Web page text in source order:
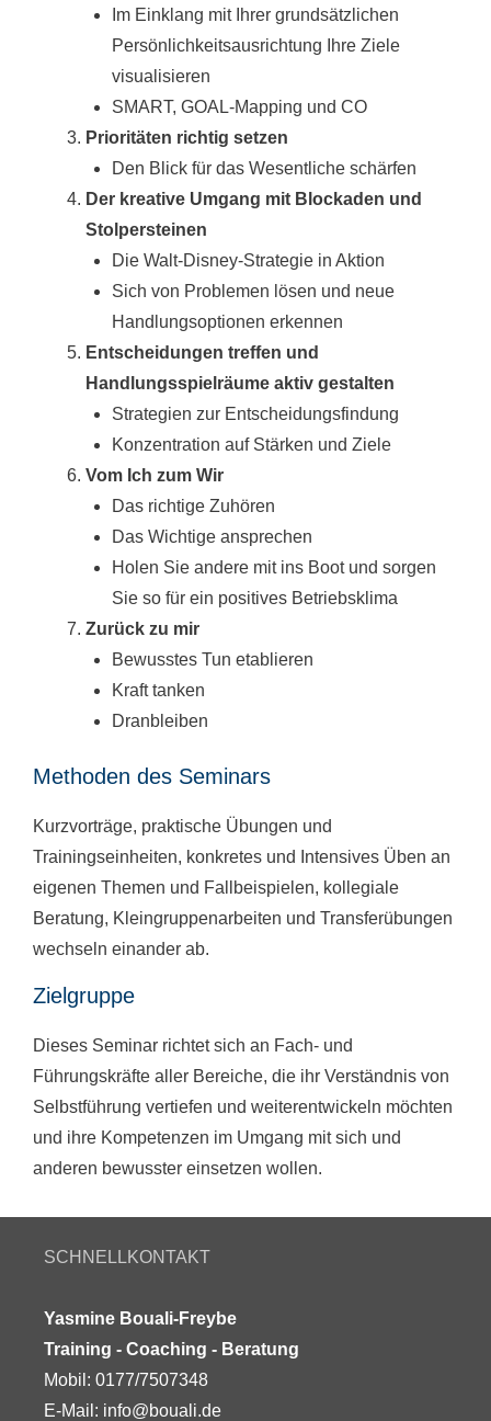
Im Einklang mit Ihrer grundsätzlichen
Persönlichkeitsausrichtung Ihre Ziele
visualisieren
SMART, GOAL-Mapping und CO
Prioritäten richtig setzen
Den Blick für das Wesentliche schärfen
Der kreative Umgang mit Blockaden und
Stolpersteinen
Die Walt-Disney-Strategie in Aktion
Sich von Problemen lösen und neue
Handlungsoptionen erkennen
Entscheidungen treffen und
Handlungsspielräume aktiv gestalten
Strategien zur Entscheidungsfindung
Konzentration auf Stärken und Ziele
Vom Ich zum Wir
Das richtige Zuhören
Das Wichtige ansprechen
Holen Sie andere mit ins Boot und sorgen
Sie so für ein positives Betriebsklima
Zurück zu mir
Bewusstes Tun etablieren
Kraft tanken
Dranbleiben
Methoden des Seminars
Kurzvorträge, praktische Übungen und
Trainingseinheiten, konkretes und Intensives Üben an
eigenen Themen und Fallbeispielen, kollegiale
Beratung, Kleingruppenarbeiten und Transferübungen
wechseln einander ab.
Zielgruppe
Dieses Seminar richtet sich an Fach- und
Führungskräfte aller Bereiche, die ihr Verständnis von
Selbstführung vertiefen und weiterentwickeln möchten
und ihre Kompetenzen im Umgang mit sich und
anderen bewusster einsetzen wollen.
SCHNELLKONTAKT
Yasmine Bouali-Freybe
Training - Coaching - Beratung
Mobil: 0177/7507348
E-Mail: info@bouali.de